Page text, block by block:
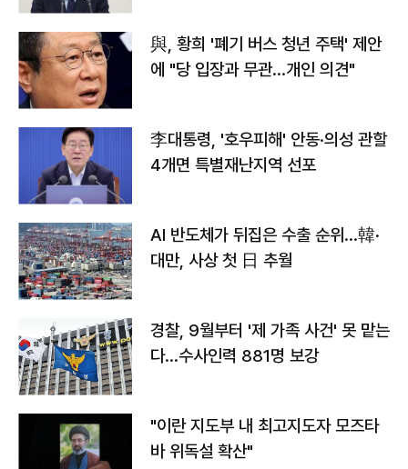
與, 황희 '폐기 버스 청년 주택' 제안
에 "당 입장과 무관…개인 의견"
李대통령, '호우피해' 안동·의성 관할
4개면 특별재난지역 선포
AI 반도체가 뒤집은 수출 순위…韓·
대만, 사상 첫 日 추월
경찰, 9월부터 '제 가족 사건' 못 맡는
다…수사인력 881명 보강
"이란 지도부 내 최고지도자 모즈타
바 위독설 확산"